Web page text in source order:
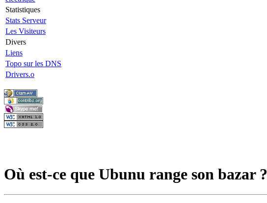
Statistiques
Stats Serveur
Les Visiteurs
Divers
Liens
Topo sur les DNS
Drivers.o
Où est-ce que Ubunu range son bazar ?